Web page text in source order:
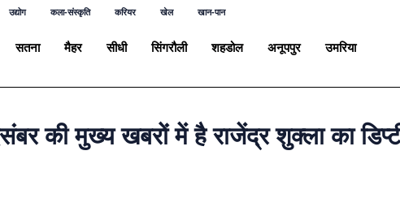
उद्योग कला-संस्कृति करियर खेल खान-पान
सतना मैहर सीधी सिंगरौली शहडोल अनूपपुर उमरिया
की मुख्य खबरों में है राजेंद्र शुक्ला का